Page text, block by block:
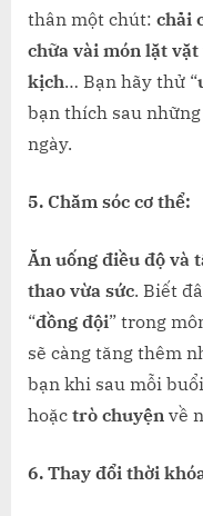
thân một chút: chải
chữa vài món lặt
kịch… Bạn hãy thử “
bạn thích sau
ngày.
5. Chăm sóc cơ thể:
Ăn uống điều độ và
thao vừa sức. Biết
“đồng đội” trong
sẽ càng tăng thêm
bạn khi sau mỗi
hoặc trò chuyện về
6. Thay đổi thời